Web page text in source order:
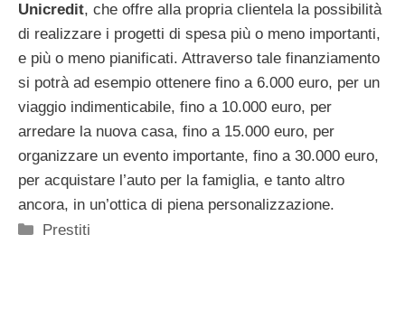
Unicredit, che offre alla propria clientela la possibilità
di realizzare i progetti di spesa più o meno importanti,
e più o meno pianificati. Attraverso tale finanziamento
si potrà ad esempio ottenere fino a 6.000 euro, per un
viaggio indimenticabile, fino a 10.000 euro, per
arredare la nuova casa, fino a 15.000 euro, per
organizzare un evento importante, fino a 30.000 euro,
per acquistare l’auto per la famiglia, e tanto altro
ancora, in un’ottica di piena personalizzazione.
Categorie
Prestiti